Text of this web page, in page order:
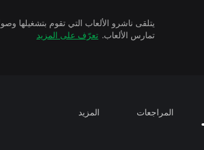
تمارس الألعاب. تعرّف على المزيد
المراجعات المزيد